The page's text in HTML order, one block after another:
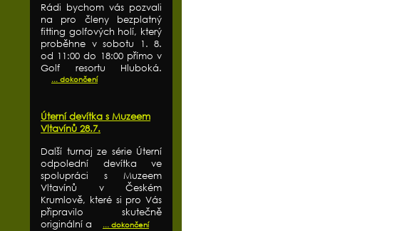
Rádi bychom vás pozvali
na pro členy bezplatný
fitting golfových holí, který
proběhne v sobotu 1. 8.
od 11:00 do 18:00 přímo v
Golf resortu Hluboká.
... dokončení
Úterní devítka s Muzeem
Vltavínů 28.7.
Další turnaj ze série Úterní
odpolední devítka ve
spolupráci s Muzeem
Vltavínů v Českém
Krumlově, které si pro Vás
připravilo skutečně
originální a
... dokončení